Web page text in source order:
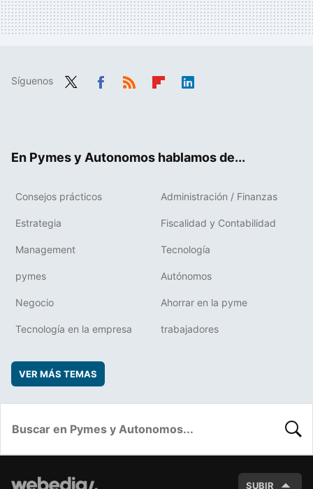
Síguenos
En Pymes y Autonomos hablamos de...
Consejos prácticos Administración / Finanzas
Estrategia Fiscalidad y Contabilidad
Management Tecnología
pymes Autónomos
Negocio Ahorrar en la pyme
Tecnología en la empresa trabajadores
VER MÁS TEMAS
SUBIR